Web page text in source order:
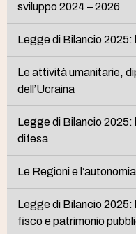
sviluppo 2024 – 2026
Legge di Bilancio 2025:
Le attività umanitarie,
dell’Ucraina
Legge di Bilancio 2025:
difesa
Le Regioni e
Legge di Bilancio 2025:
fisco e patrimonio